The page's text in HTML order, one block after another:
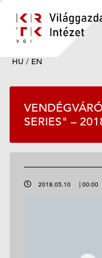
HU / EN
SERIES" –
2018.05.10 | 00:00